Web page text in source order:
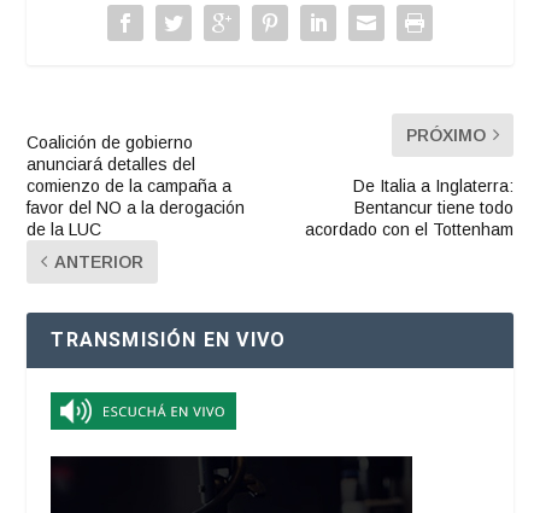
Coalición de gobierno
anunciará detalles del
comienzo de la campaña a
favor del NO a la derogación
de la LUC
ANTERIOR
PRÓXIMO
De Italia a Inglaterra:
Bentancur tiene todo
acordado con el Tottenham
TRANSMISIÓN EN VIVO